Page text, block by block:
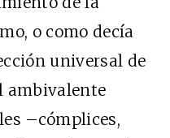
o como decía
universal de
ambivalente
–cómplices,